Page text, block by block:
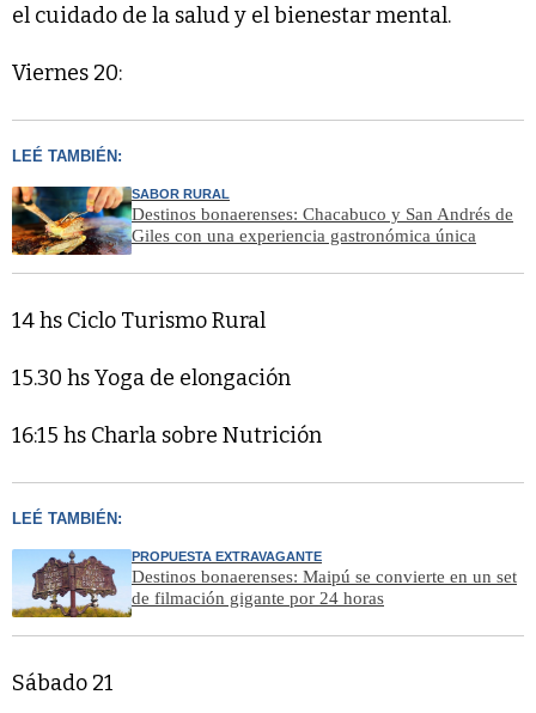
el cuidado de la salud y el bienestar mental.
Viernes 20:
LEÉ TAMBIÉN:
SABOR RURAL
Destinos bonaerenses: Chacabuco y San Andrés de
Giles con una experiencia gastronómica única
14 hs Ciclo Turismo Rural
15.30 hs Yoga de elongación
16:15 hs Charla sobre Nutrición
LEÉ TAMBIÉN:
PROPUESTA EXTRAVAGANTE
Destinos bonaerenses: Maipú se convierte en un set
de filmación gigante por 24 horas
Sábado 21